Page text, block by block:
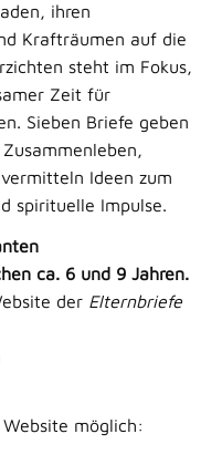
ihren
Krafträumen auf die
steht im Fokus,
Zeit für
Sieben Briefe geben
Ideen zum
spirituelle Impulse.
ca. 6 und 9 Jahren.
der Elternbriefe
möglich: